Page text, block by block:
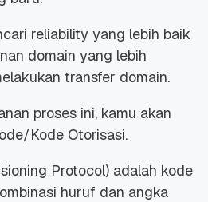
reliability yang lebih baik
domain yang lebih
transfer domain.
proses ini, kamu akan
Kode Otorisasi.
Protocol) adalah kode
huruf dan angka